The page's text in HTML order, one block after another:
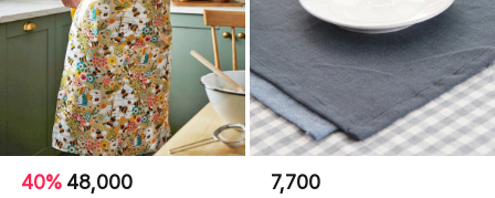
40% 48,000 7,700